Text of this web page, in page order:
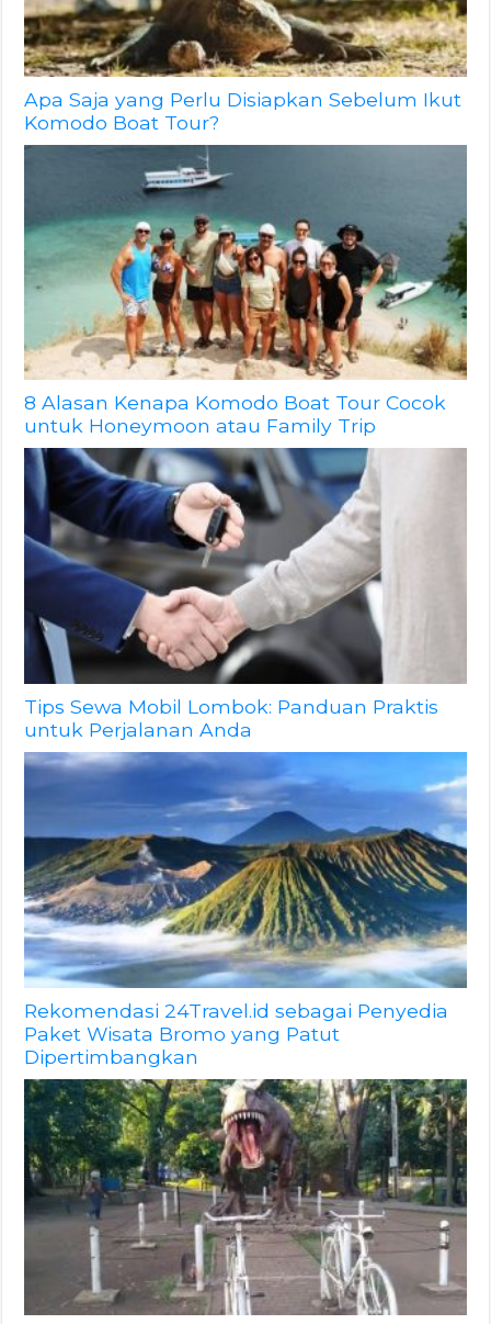
Apa Saja yang Perlu Disiapkan Sebelum Ikut
Komodo Boat Tour?
8 Alasan Kenapa Komodo Boat Tour Cocok
untuk Honeymoon atau Family Trip
Tips Sewa Mobil Lombok: Panduan Praktis
untuk Perjalanan Anda
Rekomendasi 24Travel.id sebagai Penyedia
Paket Wisata Bromo yang Patut
Dipertimbangkan